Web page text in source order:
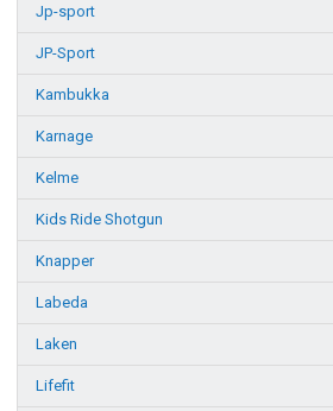
Jp-sport
JP-Sport
Kambukka
Karnage
Kelme
Kids Ride Shotgun
Knapper
Labeda
Laken
Lifefit